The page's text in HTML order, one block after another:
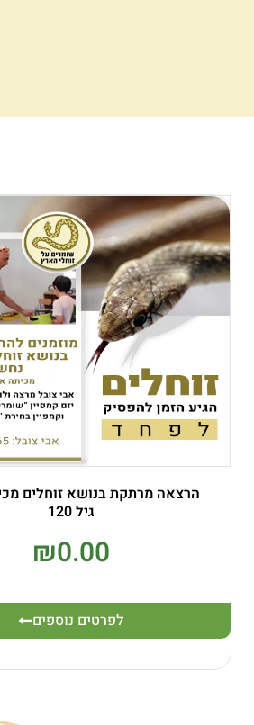
הרצאה מרתקת בנושא זוחלים
גיל 120
₪0.00
לפרטים נוספים